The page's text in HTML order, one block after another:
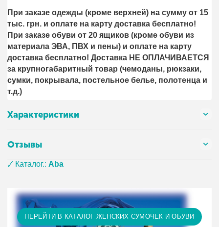
При заказе одежды (кроме верхней) на сумму от 15
тыс. грн. и оплате на карту доставка бесплатно!
При заказе обуви от 20 ящиков (кроме обуви из
материала ЭВА, ПВХ и пены) и оплате на карту
доставка бесплатно! Доставка НЕ ОПЛАЧИВАЕТСЯ
за крупногабаритный товар (чемоданы, рюкзаки,
сумки, покрывала, постельное белье, полотенца и
т.д.)
Характеристики
Отзывы
🗸 Каталог.:Aba
ПЕРЕЙТИ В КАТАЛОГ ЖЕНСКИХ СУМОЧЕК И ОБУВИ